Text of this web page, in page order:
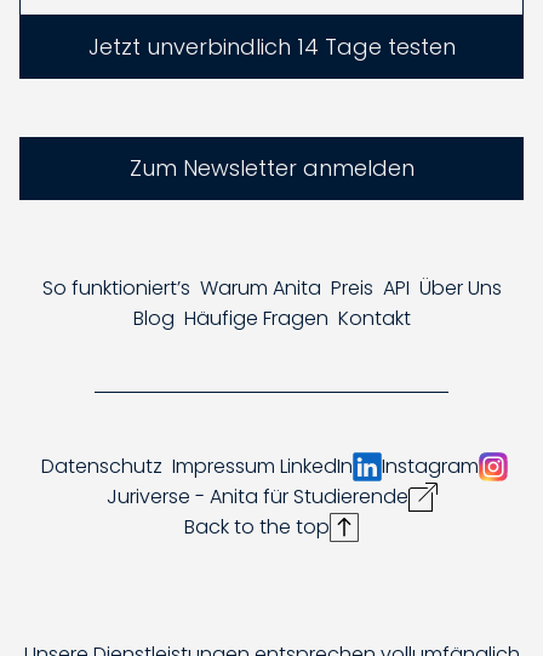
Jetzt unverbindlich 14 Tage testen
Zum Newsletter anmelden
So funktioniert’s Warum Anita Preis API Über Uns
Blog Häufige Fragen Kontakt
Datenschutz Impressum LinkedIn
Instagram
Juriverse - Anita für Studierende
Back to the top